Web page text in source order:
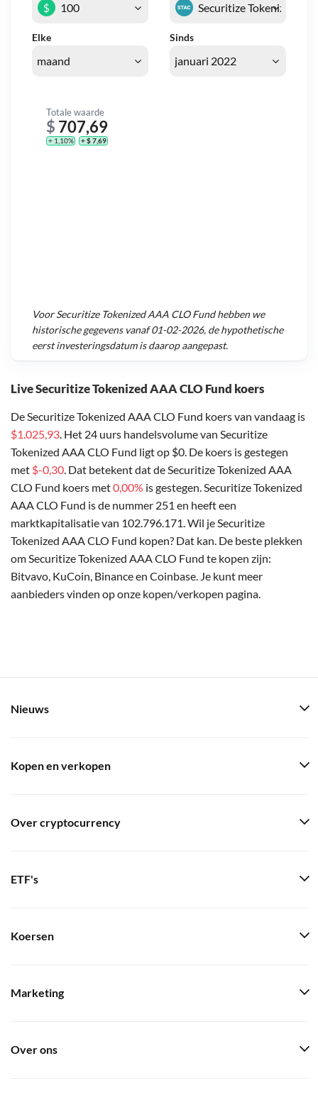
Live Securitize Tokenized AAA CLO Fund koers
De Securitize Tokenized AAA CLO Fund koers van vandaag is
$1.025,93. Het 24 uurs handelsvolume van Securitize
Tokenized AAA CLO Fund ligt op $0. De koers is gestegen
met $-0,30. Dat betekent dat de Securitize Tokenized AAA
CLO Fund koers met0,00% is gestegen. Securitize Tokenized
AAA CLO Fund is de nummer 251 en heeft een
marktkapitalisatie van 102.796.171. Wil je Securitize
Tokenized AAA CLO Fund kopen? Dat kan. De beste plekken
om Securitize Tokenized AAA CLO Fund te kopen zijn:
Bitvavo, KuCoin, Binance en Coinbase. Je kunt meer
aanbieders vinden op onze kopen/verkopen pagina.
Elke Sinds
$
Totale waarde
$ 707,69
+ 1,10% + $ 7,69
VoorSecuritize Tokenized AAA CLO Fundhebben we
historische gegevens vanaf01-02-2026, de hypothetische
eerst investeringsdatum is daarop aangepast.
Nieuws
Kopen en verkopen
Over cryptocurrency
ETF's
Koersen
Marketing
Over ons